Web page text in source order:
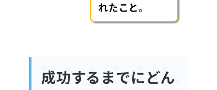
れたこと。
成功するまでにどん